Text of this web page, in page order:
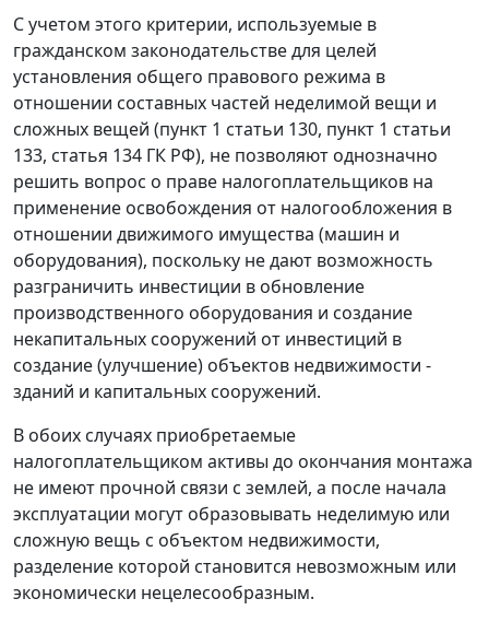
С учетом этого критерии, используемые в
гражданском законодательстве для целей
установления общего правового режима в
отношении составных частей неделимой вещи и
сложных вещей (пункт 1 статьи 130, пункт 1 статьи
133, статья 134 ГК РФ), не позволяют однозначно
решить вопрос о праве налогоплательщиков на
применение освобождения от налогообложения в
отношении движимого имущества (машин и
оборудования), поскольку не дают возможность
разграничить инвестиции в обновление
производственного оборудования и создание
некапитальных сооружений от инвестиций в
создание (улучшение) объектов недвижимости -
зданий и капитальных сооружений.
В обоих случаях приобретаемые
налогоплательщиком активы до окончания монтажа
не имеют прочной связи с землей, а после начала
эксплуатации могут образовывать неделимую или
сложную вещь с объектом недвижимости,
разделение которой становится невозможным или
экономически нецелесообразным.